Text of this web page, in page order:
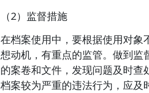
（2）监督措施
在档案使用中，要根据使用对象
想动机，有重点的监管。做到监
的案卷和文件，发现问题及时
档案较为严重的违法行为，应及